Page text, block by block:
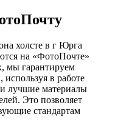
холсте в г Юрга
на «ФотоПочте»
мы гарантируем
используя в работе
лучшие материалы
Это позволяет
стандартам